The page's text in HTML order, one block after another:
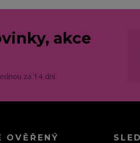
akce
za 14 dní.
OVĚŘENÝ